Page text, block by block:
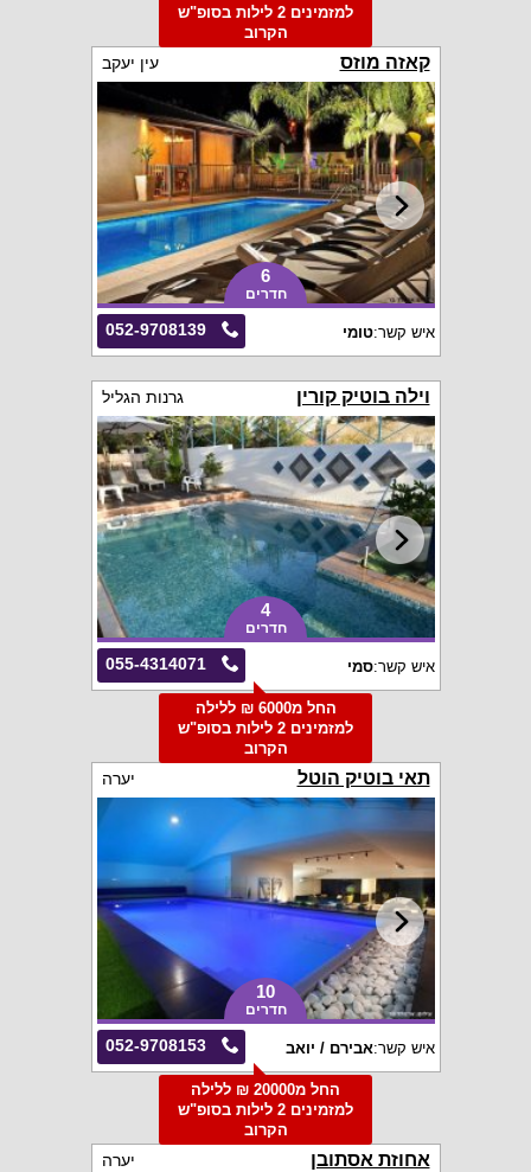
למזמינים 2 לילות בסופ"ש
הקרוב
קאזה מוזס עין יעקב
6
חדרים
052-9708139 איש קשר:טומי
וילה בוטיק קורין גרנות הגליל
4
חדרים
055-4314071 איש קשר:סמי
החל מ6000 ₪ ללילה
למזמינים 2 לילות בסופ"ש
הקרוב
תאי בוטיק הוטל יערה
10
חדרים
052-9708153 איש קשר:אבירם / יואב
החל מ20000 ₪ ללילה
למזמינים 2 לילות בסופ"ש
הקרוב
אחוזת אסתובן יערה